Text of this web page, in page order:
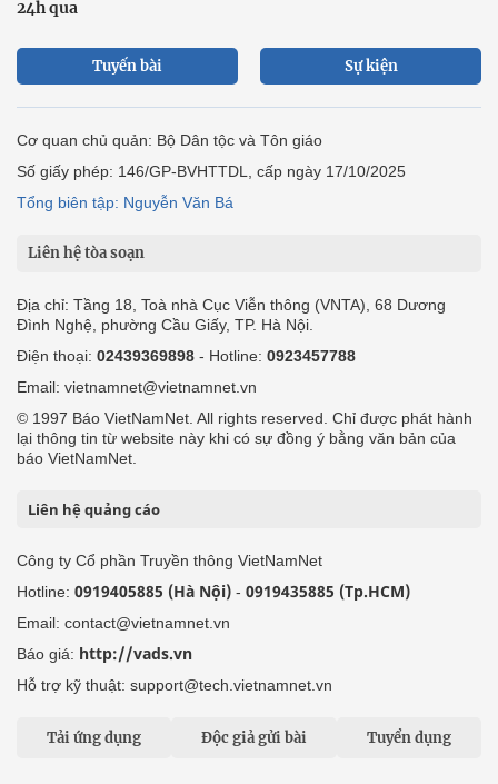
24h qua
Tuyến bài Sự kiện
Cơ quan chủ quản: Bộ Dân tộc và Tôn giáo
Số giấy phép: 146/GP-BVHTTDL, cấp ngày 17/10/2025
Tổng biên tập: Nguyễn Văn Bá
Liên hệ tòa soạn
Địa chỉ: Tầng 18, Toà nhà Cục Viễn thông (VNTA), 68 Dương
Đình Nghệ, phường Cầu Giấy, TP. Hà Nội.
Điện thoại: 02439369898 - Hotline: 0923457788
Email: vietnamnet@vietnamnet.vn
© 1997 Báo VietNamNet. All rights reserved. Chỉ được phát hành
lại thông tin từ website này khi có sự đồng ý bằng văn bản của
báo VietNamNet.
Liên hệ quảng cáo
Công ty Cổ phần Truyền thông VietNamNet
Hotline: 0919405885 (Hà Nội) - 0919435885 (Tp.HCM)
Email: contact@vietnamnet.vn
Báo giá: http://vads.vn
Hỗ trợ kỹ thuật: support@tech.vietnamnet.vn
Tải ứng dụng Độc giả gửi bài Tuyển dụng